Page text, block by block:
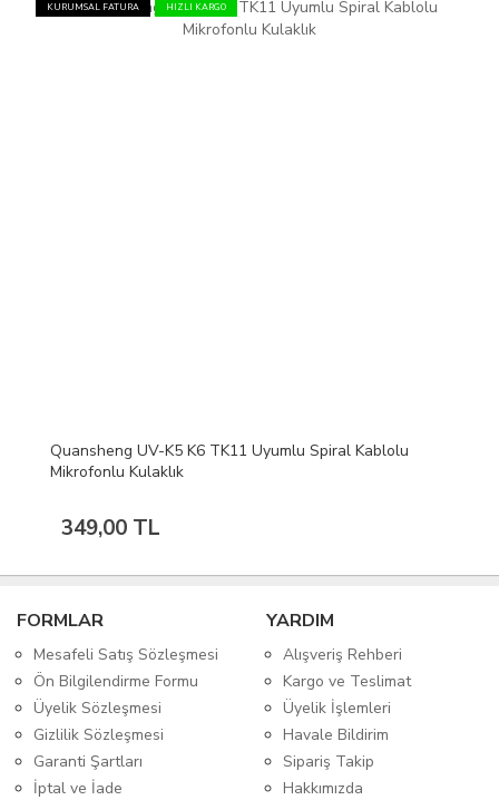
KURUMSAL FATURA HIZLI KARGO
Quansheng UV-K5 K6 TK11 Uyumlu Spiral Kablolu
Mikrofonlu Kulaklık
349,00 TL
FORMLAR
Mesafeli Satış Sözleşmesi
Ön Bilgilendirme Formu
Üyelik Sözleşmesi
Gizlilik Sözleşmesi
Garanti Şartları
İptal ve İade
YARDIM
Alışveriş Rehberi
Kargo ve Teslimat
Üyelik İşlemleri
Havale Bildirim
Sipariş Takip
Hakkımızda